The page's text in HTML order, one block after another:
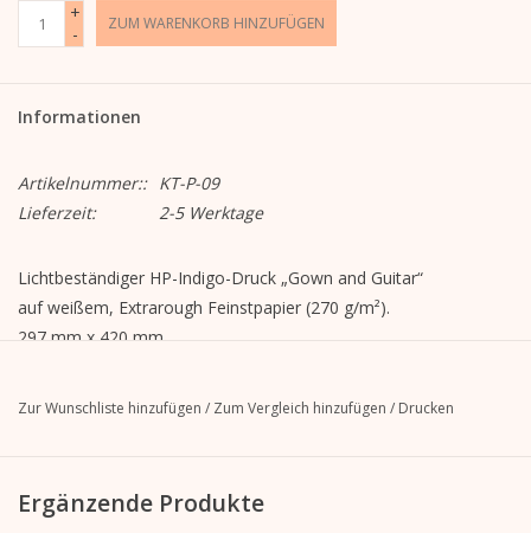
+
-
ZUM WARENKORB HINZUFÜGEN
Informationen
Artikelnummer:: KT-P-09
Lieferzeit:
2-5 Werktage
Lichtbeständiger HP-Indigo-Druck „Gown and Guitar“
auf weißem, Extrarough Feinstpapier (270 g/m²).
297 mm x 420 mm
Zur Wunschliste hinzufügen / Zum Vergleich hinzufügen / Drucken
Ergänzende Produkte